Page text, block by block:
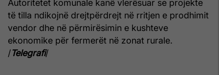
Autoritetet komunale kanë vlerësuar se projekte
të tilla ndikojnë drejtpërdrejt në rritjen e prodhimit
vendor dhe në përmirësimin e kushteve
ekonomike për fermerët në zonat rurale.
/Telegrafi/